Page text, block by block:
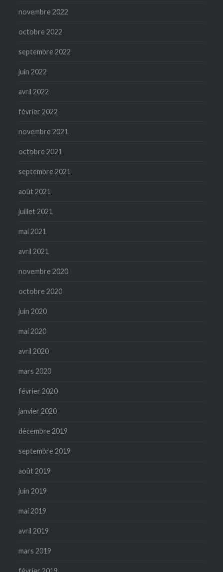
novembre 2022
octobre 2022
septembre 2022
juin 2022
avril 2022
février 2022
novembre 2021
octobre 2021
septembre 2021
août 2021
juillet 2021
mai 2021
avril 2021
novembre 2020
octobre 2020
juin 2020
mai 2020
avril 2020
mars 2020
février 2020
janvier 2020
décembre 2019
septembre 2019
août 2019
juin 2019
mai 2019
avril 2019
mars 2019